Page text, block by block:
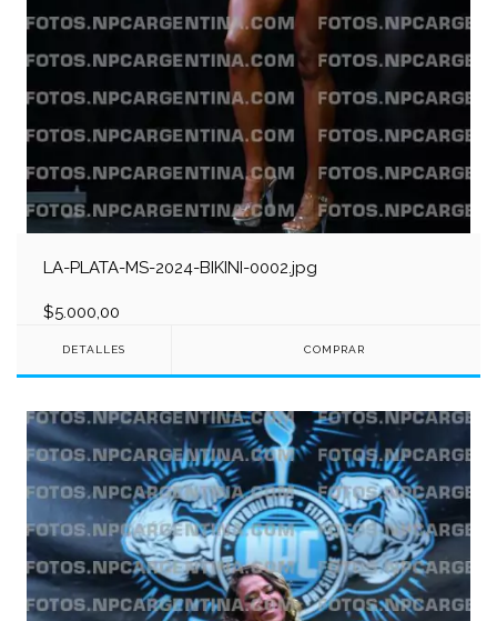
LA-PLATA-MS-2024-BIKINI-0002.jpg
$5.000,00
DETALLES